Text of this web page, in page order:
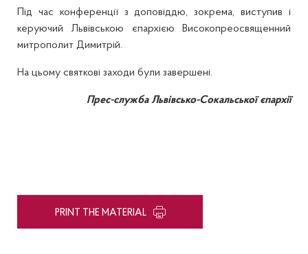
Під час конференції з доповіддю, зокрема, виступив і
керуючий Львівською єпархією Високопреосвященний
митрополит Димитрій.
На цьому святкові заходи були завершені.
Прес-служба Львівсько-Сокальської єпархії
PRINT THE MATERIAL